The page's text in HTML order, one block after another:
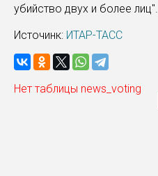
убийство двух и более лиц".
Источинк: ИТАР-ТАСС
Нет таблицы news_voting